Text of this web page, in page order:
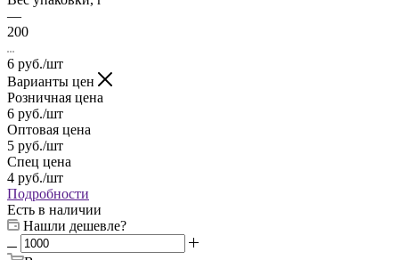
—
200
6 руб./шт
Варианты цен
Розничная цена
6 руб./шт
Оптовая цена
5 руб./шт
Спец цена
4 руб./шт
Подробности
Есть в наличии
Нашли дешевле?